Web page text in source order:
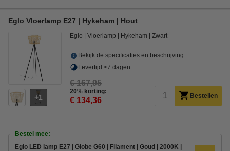
Eglo Vloerlamp E27 | Hykeham | Hout
1
Eglo Vloerlamp Hykeham Zwart
Bekijk de specificaties en beschrijving
Levertijd <7 dagen
€ 167,95
20% korting:
€ 134,36 Bestellen
Bestel mee:
Eglo LED lamp E27 | Globe G60 | Filament | Goud | 2000K |